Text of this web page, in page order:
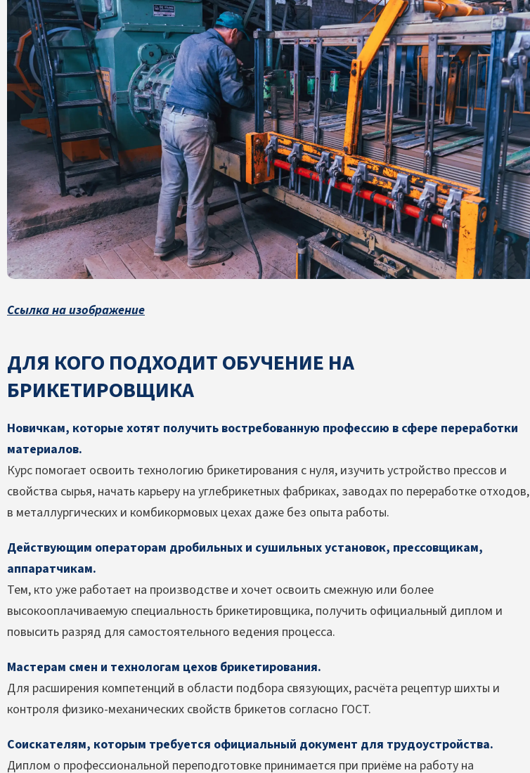
Ссылка на изображение
ДЛЯ КОГО ПОДХОДИТ ОБУЧЕНИЕ НА
БРИКЕТИРОВЩИКА
Новичкам, которые хотят получить востребованную профессию в сфере переработки
материалов.
Курс помогает освоить технологию брикетирования с нуля, изучить устройство прессов и
свойства сырья, начать карьеру на углебрикетных фабриках, заводах по переработке отходов,
в металлургических и комбикормовых цехах даже без опыта работы.
Действующим операторам дробильных и сушильных установок, прессовщикам,
аппаратчикам.
Тем, кто уже работает на производстве и хочет освоить смежную или более
высокооплачиваемую специальность брикетировщика, получить официальный диплом и
повысить разряд для самостоятельного ведения процесса.
Мастерам смен и технологам цехов брикетирования.
Для расширения компетенций в области подбора связующих, расчёта рецептур шихты и
контроля физико-механических свойств брикетов согласно ГОСТ.
Соискателям, которым требуется официальный документ для трудоустройства.
Диплом о профессиональной переподготовке принимается при приёме на работу на